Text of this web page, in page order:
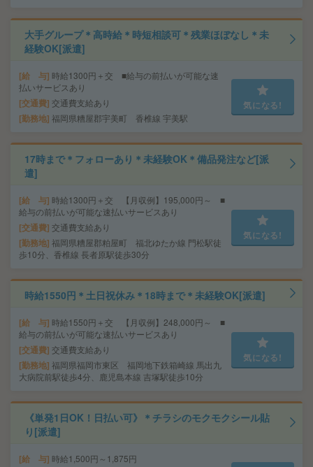
大手グループ＊高時給＊時短相談可＊残業ほぼなし＊未
経験OK[派遣]
給 与 時給1300円＋交 ■給与の前払いが可能な速
払いサービスあり
交通費 交通費支給あり
勤務地 福岡県糟屋郡宇美町 香椎線 宇美駅
気になる!
17時まで＊フォローあり＊未経験OK＊備品発注など[派
遣]
給 与 時給1300円＋交 【月収例】195,000円～ ■
給与の前払いが可能な速払いサービスあり
交通費 交通費支給あり
勤務地 福岡県糟屋郡粕屋町 福北ゆたか線 門松駅徒
歩10分、香椎線 長者原駅徒歩30分
気になる!
時給1550円＊土日祝休み＊18時まで＊未経験OK[派遣]
給 与 時給1550円＋交 【月収例】248,000円～ ■
給与の前払いが可能な速払いサービスあり
交通費 交通費支給あり
勤務地 福岡県福岡市東区 福岡地下鉄箱崎線 馬出九
大病院前駅徒歩4分、鹿児島本線 吉塚駅徒歩10分
気になる!
《単発1日OK！日払い可》＊チラシのモクモクシール貼
り[派遣]
給 与 時給1,500円～1,875円